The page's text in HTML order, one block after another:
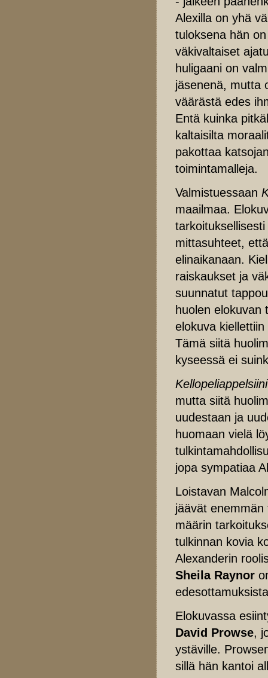
Alexilla on yhä
tuloksena hän
väkivaltaiset
huligaani on
jäsenenä, mutta
väärästä edes
Entä kuinka
kaltaisilta
pakottaa
toimintamalleja.
Valmistuessaan
maailmaa.
mittasuhteet,
elinaikanaan.
raiskaukset ja
suunnatut
huolen elokuvan
elokuva
Tämä siitä
kyseessä ei
mutta siitä
uudestaan ja
huomaan vielä
jopa sympatiaa
Loistavan
jäävät
määrin
tulkinnan kovia
Alexanderin
Sheila Raynor
Elokuvassa
David Prowse,
ystäville.
sillä hän kantoi